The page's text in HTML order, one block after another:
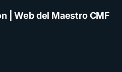
| Web del Maestro CMF